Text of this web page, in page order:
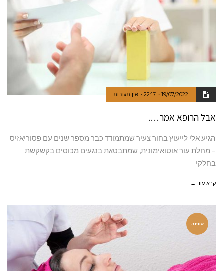
19/07/2022
22:17 אין תגובות
אבל הרופא אמר….
הגיע אלי לייעוץ בחור צעיר שמתמודד כבר מספר שנים עם פסוריאזיס
– מחלת עור אוטואימונית, שמתבטאת בנגעים מכוסים בקשקשת
בחלקי
קרא עוד ←
אופנה